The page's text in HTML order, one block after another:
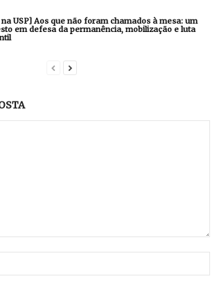
na USP] Aos que não foram chamados à mesa: um
em defesa da permanência, mobilização e luta